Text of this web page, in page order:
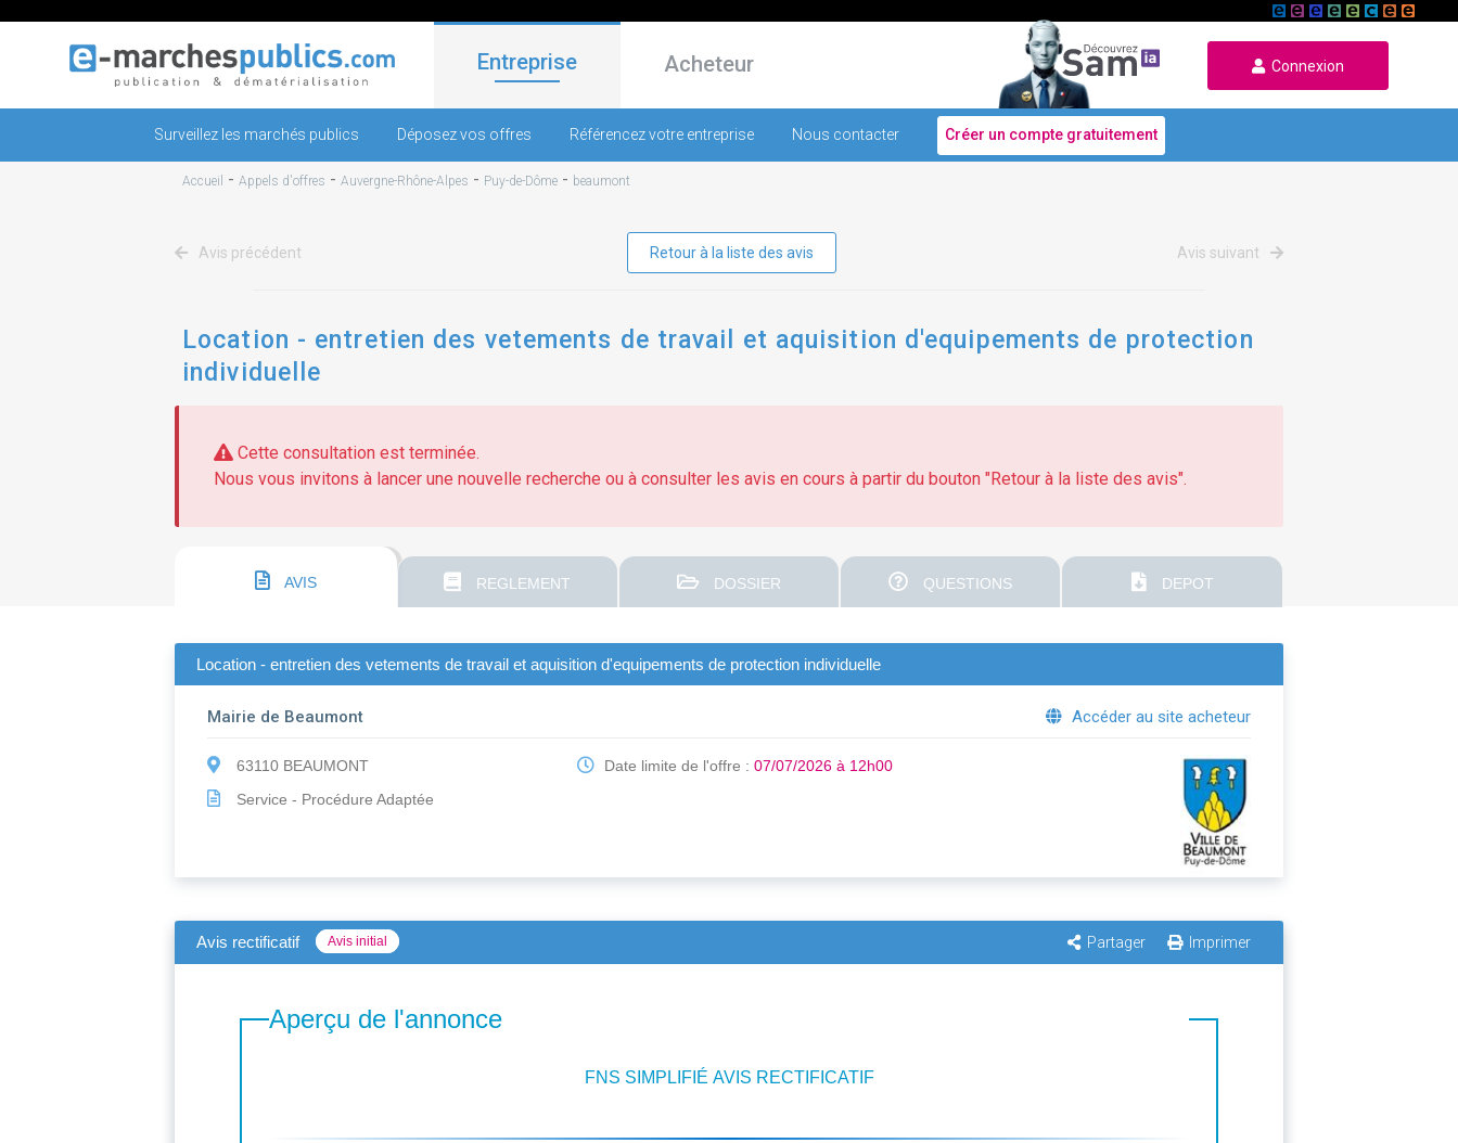
Entreprise Acheteur Connexion
Surveillez les marchés publics Déposez vos offres Référencez votre entreprise Nous contacter Créer un compte gratuitement
Accueil - Appels d'offres - Auvergne-Rhône-Alpes - Puy-de-Dôme - beaumont
Avis précédent Retour à la liste des avis Avis suivant
Location - entretien des vetements de travail et aquisition d'equipements de protection
individuelle
Cette consultation est terminée.
Nous vous invitons à lancer une nouvelle recherche ou à consulter les avis en cours à partir du bouton "Retour à la liste des avis".
AVIS REGLEMENT DOSSIER QUESTIONS DEPOT
Location - entretien des vetements de travail et aquisition d'equipements de protection individuelle
Mairie de Beaumont Accéder au site acheteur
63110 BEAUMONT
Service - Procédure Adaptée
Date limite de l'offre :07/07/2026 à 12h00
Avis rectificatif Avis initial Partager Imprimer
Aperçu de l'annonce
FNS SIMPLIFIÉ AVIS RECTIFICATIF